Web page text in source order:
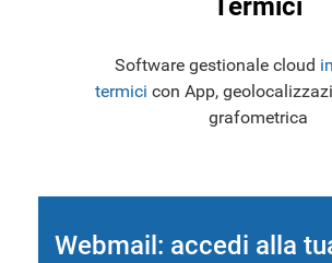
Termici
Software gestionale cloud
termici con App,
grafometrica
Webmail: accedi alla